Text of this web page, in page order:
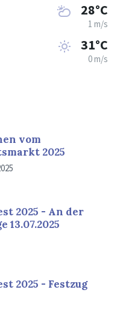
28°C
1 m/s
31°C
0 m/s
vom
2025
2025 - An der
13.07.2025
2025 - Festzug